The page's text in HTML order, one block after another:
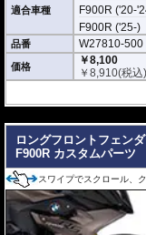
適合車種
F900R ('20-
F900R ('25-)
品番 W27810-500
価格
￥8,100
￥8,910(税込)
ロングフロントフェン
F900R カスタムパーツ
スワイプでスクロール、